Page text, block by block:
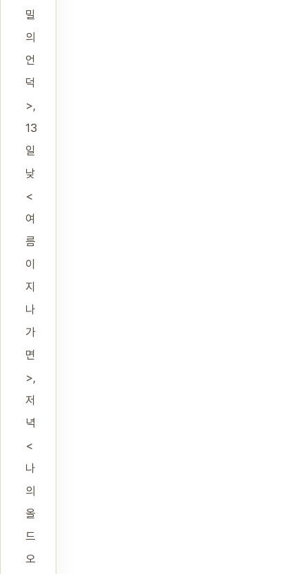
밀
의
언
덕
>,
13
일
낮
<
여
름
이
지
나
가
면
>,
저
녁
<
나
의
올
드
오